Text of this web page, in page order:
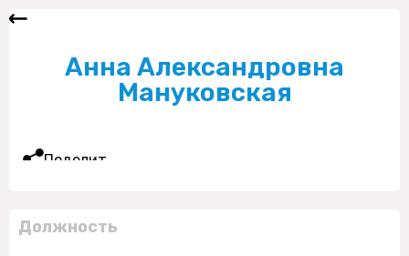
Анна Александровна
Мануковская
Поделиться
Должность